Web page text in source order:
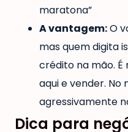
maratona”
A vantagem:O
mas quem digita
crédito na mão.
aqui e vender.
agressivamente
Dica para